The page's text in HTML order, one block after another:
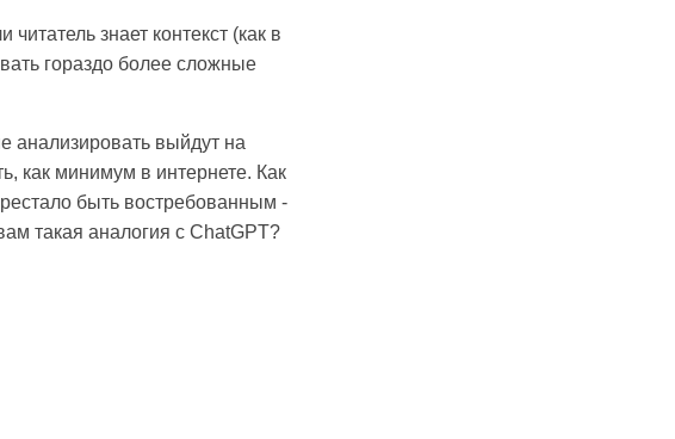
знает контекст (как в
гораздо более сложные
анализировать выйдут на
как минимум в интернете. Как
быть востребованным -
такая аналогия с ChatGPT?